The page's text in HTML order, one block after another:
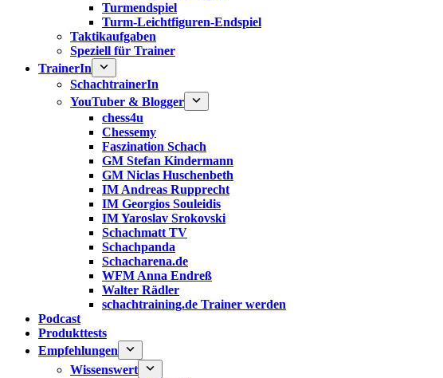
Turmendspiel
Turm-Leichtfiguren-Endspiel
Taktikaufgaben
Speziell für Trainer
TrainerIn
SchachtrainerIn
YouTuber & Blogger
chess4u
Chessemy
Faszination Schach
GM Stefan Kindermann
GM Niclas Huschenbeth
IM Andreas Rupprecht
IM Georgios Souleidis
IM Yaroslav Srokovski
Schachmatt TV
Schachpanda
Schacharena.de
WFM Anna Endreß
Walter Rädler
schachtraining.de Trainer werden
Podcast
Produkttests
Empfehlungen
Wissenswert